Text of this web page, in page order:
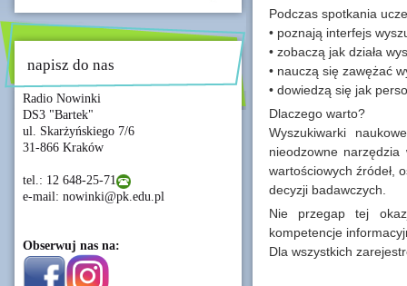
napisz do nas
Radio Nowinki
DS3 "Bartek"
ul. Skarżyńskiego 7/6
31-866 Kraków
tel.: 12 648-25-71
e-mail: nowinki@pk.edu.pl
Obserwuj nas na:
Podczas spotkania
• poznają interfejs
• zobaczą jak działa
• nauczą się zawężać
• dowiedzą się jak
Dlaczego warto?
Wyszukiwarki
nieodzowne
wartościowych źródeł,
decyzji badawczych.
Nie przegap tej
kompetencje
Dla wszystkich